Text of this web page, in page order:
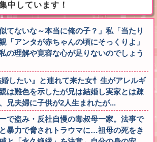
中しています！
てないな～本当に俺の子？」私「当たり
「アンタが赤ちゃんの頃にそっくりよ」
理解や寛容な心が足りないのでしょう
婚したい』と連れて来た女忄生がアレルギ
は難色を示したが兄は結婚し実家とは疎
兄夫婦に子供が2人生まれたが...
で盗み・反社自慢の毒叔母一家。法事で
暴力で脅されトラウマに…祖母の死をき